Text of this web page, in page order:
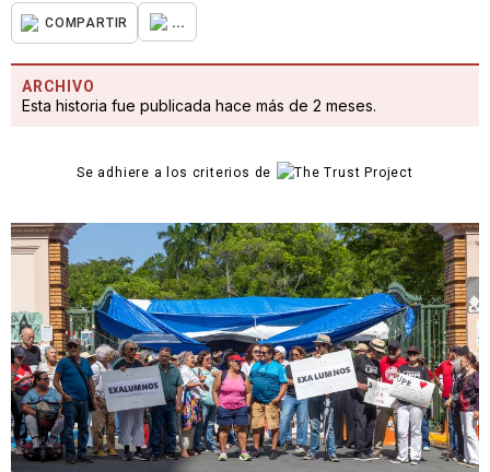
COMPARTIR ...
ARCHIVO
Esta historia fue publicada hace más de 2 meses.
Se adhiere a los criterios de